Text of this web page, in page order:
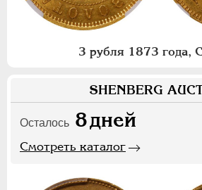
3 рубля 1873 года,
SHENBERG
Осталось 8дней
Смотреть каталог